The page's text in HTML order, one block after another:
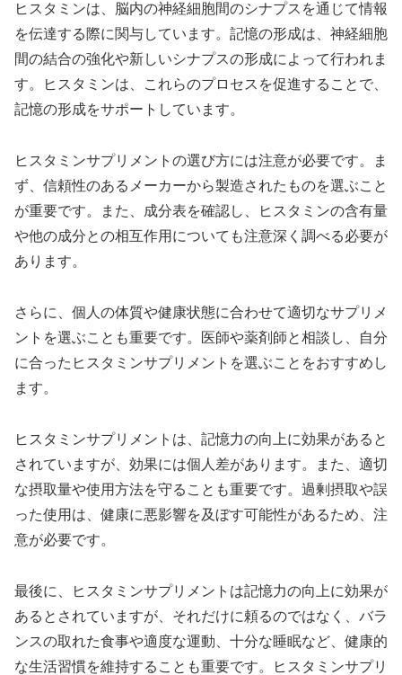
ヒスタミンは、脳内の神経細胞間のシナプスを通じて情報
を伝達する際に関与しています。記憶の形成は、神経細胞
間の結合の強化や新しいシナプスの形成によって行われま
す。ヒスタミンは、これらのプロセスを促進することで、
記憶の形成をサポートしています。
ヒスタミンサプリメントの選び方には注意が必要です。ま
ず、信頼性のあるメーカーから製造されたものを選ぶこと
が重要です。また、成分表を確認し、ヒスタミンの含有量
や他の成分との相互作用についても注意深く調べる必要が
あります。
さらに、個人の体質や健康状態に合わせて適切なサプリメ
ントを選ぶことも重要です。医師や薬剤師と相談し、自分
に合ったヒスタミンサプリメントを選ぶことをおすすめし
ます。
ヒスタミンサプリメントは、記憶力の向上に効果があると
されていますが、効果には個人差があります。また、適切
な摂取量や使用方法を守ることも重要です。過剰摂取や誤
った使用は、健康に悪影響を及ぼす可能性があるため、注
意が必要です。
最後に、ヒスタミンサプリメントは記憶力の向上に効果が
あるとされていますが、それだけに頼るのではなく、バラ
ンスの取れた食事や適度な運動、十分な睡眠など、健康的
な生活習慣を維持することも重要です。ヒスタミンサプリ